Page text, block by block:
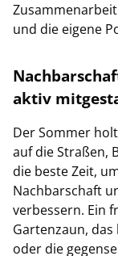
und die eigene
aktiv
Der Sommer
auf die Straßen,
die beste Zeit,
Nachbarschaft
verbessern. Ein
Gartenzaun,
oder die